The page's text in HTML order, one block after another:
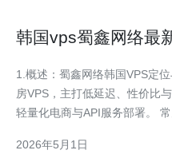
韩国vps蜀鑫网络最
1.概述：蜀鑫网络韩国VPS定位与适用场景 蜀鑫
房VPS，主打低延迟、性价比
轻量化电商与API服务部署。
与包年包月两种计费模型，口
2026年5月1日